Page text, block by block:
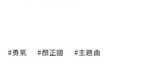
#勇氣 #顏正國 #主題曲